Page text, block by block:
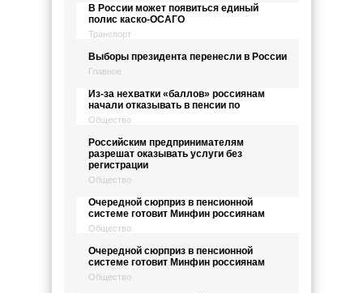
В России может появиться единый
полис каско-ОСАГО
Транспорт
Выборы президента перенесли в России
Главное
Из-за нехватки «баллов» россиянам
начали отказывать в пенсии по
Общество
Российским предпринимателям
разрешат оказывать услуги без
регистрации
Общество
Очередной сюрприз в пенсионной
системе готовит Минфин россиянам
Общество
Очередной сюрприз в пенсионной
системе готовит Минфин россиянам
Общество